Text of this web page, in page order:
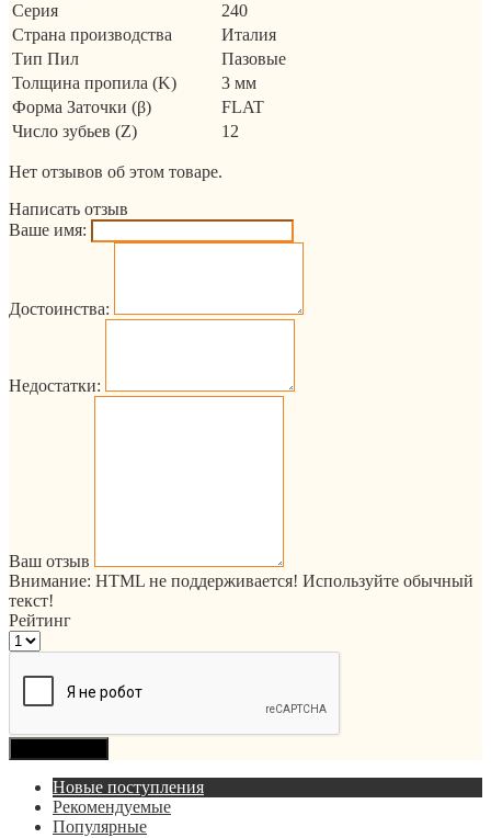
Серия
240
Страна производства
Италия
Тип Пил
Пазовые
Толщина пропила (K)
3 мм
Форма Заточки (β)
FLAT
Число зубьев (Z)
12
Нет отзывов об этом товаре.
Написать отзыв
Ваше имя:
Достоинства:
Недостатки:
Ваш отзыв
Внимание: HTML не поддерживается! Используйте обычный
текст!
Рейтинг
Новые поступления
Рекомендуемые
Популярные